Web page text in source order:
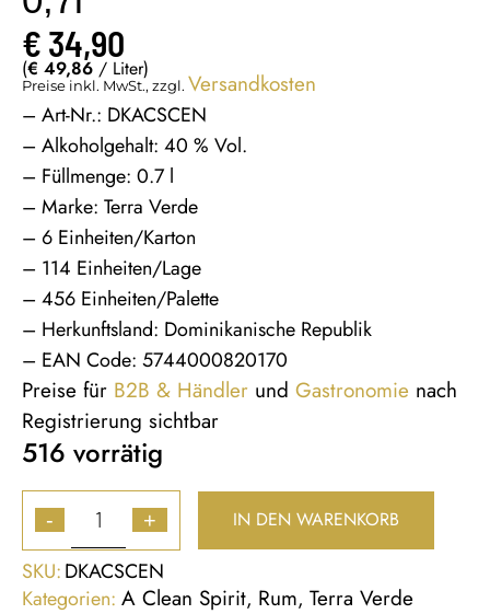
€ 34,90
(€ 49,86 / Liter)
Preise inkl. MwSt., zzgl. Versandkosten
– Art-Nr.: DKACSCEN
– Alkoholgehalt: 40 % Vol.
– Füllmenge: 0.7 l
– Marke: Terra Verde
– 6 Einheiten/Karton
– 114 Einheiten/Lage
– 456 Einheiten/Palette
– Herkunftsland: Dominikanische Republik
– EAN Code: 5744000820170
Preise für B2B & Händler und Gastronomie nach
Registrierung sichtbar
516 vorrätig
- + IN DEN WARENKORB
SKU:DKACSCEN
Kategorien: A Clean Spirit, Rum, Terra Verde